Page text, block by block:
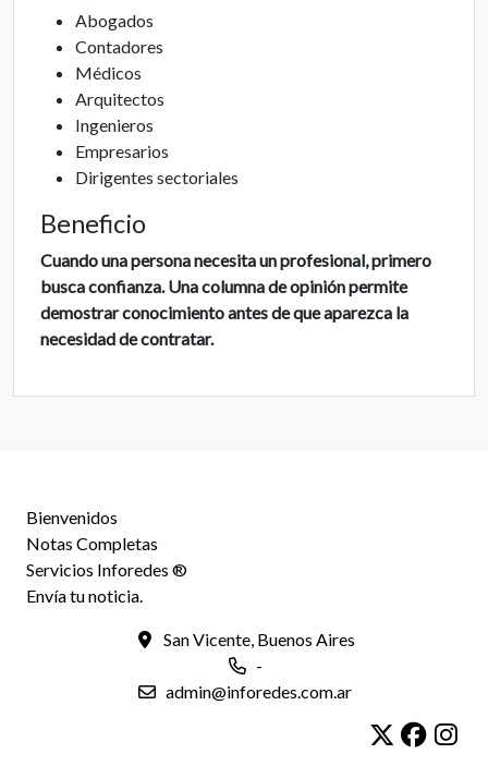
Abogados
Contadores
Médicos
Arquitectos
Ingenieros
Empresarios
Dirigentes sectoriales
Beneficio
Cuando una persona necesita un profesional, primero
busca confianza. Una columna de opinión permite
demostrar conocimiento antes de que aparezca la
necesidad de contratar.
Bienvenidos
Notas Completas
Servicios Inforedes ®
Envía tu noticia.
San Vicente, Buenos Aires
-
admin@inforedes.com.ar